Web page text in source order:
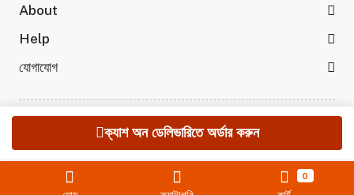
0
ক্যাশ অন ডেলিভারিতে অর্ডার করুন
About
Help
যোগাযোগ
© 2025 KrishnaMela.com All rights reserved